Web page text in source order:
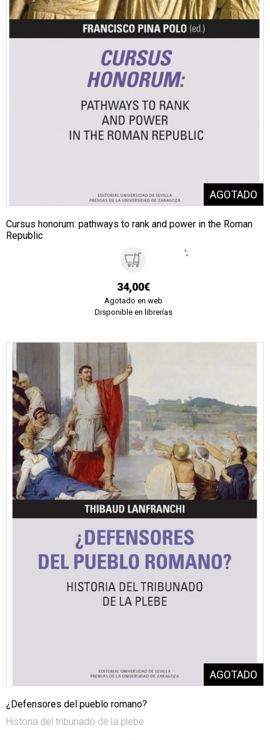
Cursus honorum: pathways to rank and power in the Roman
Republic
34,00€
Agotado en web
Disponible en librerías
';
¿Defensores del pueblo romano?
Historia del tribunado de la plebe